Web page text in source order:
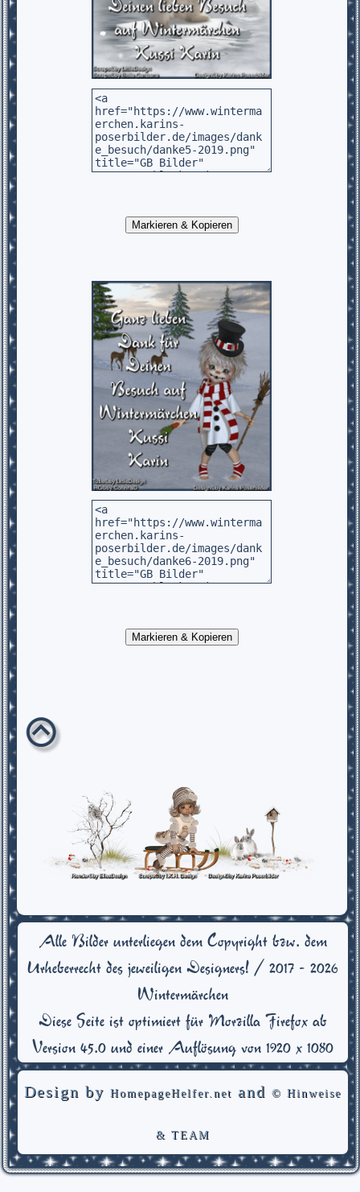
Alle Bilder unterliegen dem Copyright bzw. dem
Urheberrecht des jeweiligen Designers! /2017 -2026
Wintermärchen
Diese Seite ist optimiert für Morzilla Firefox ab
Version 45.0 und einer Auflösung von 1920 x 1080
Design by HomepageHelfer.net and © Hinweise
& TEAM